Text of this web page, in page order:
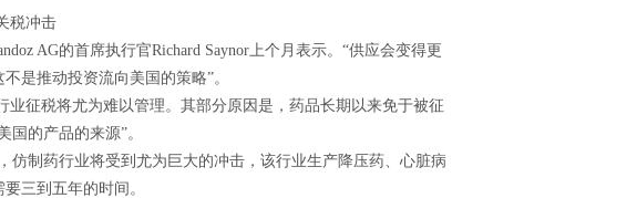
税冲击
AG的首席执行官Richard Saynor上个月表示。“供应会变得更
是推动投资流向美国的策略”。
征税将尤为难以管理。其部分原因是，药品长期以来免于被征
的产品的来源”。
制药行业将受到尤为巨大的冲击，该行业生产降压药、心脏病
三到五年的时间。